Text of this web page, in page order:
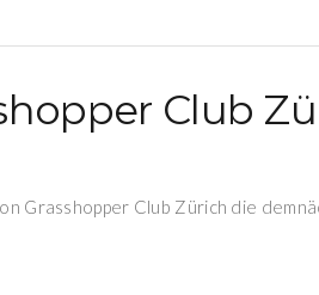
Club
Grasshopper Club Zürich die